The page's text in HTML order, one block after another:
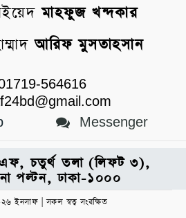
মাহফুজ খন্দকার
আরিফ মুসতাহসান
564616
Messenger
এফ, চতুর্থ তলা (লিফট ৩),
পল্টন, ঢাকা-১০০০
ইনসাফ | সকল স্বত্ব সংরক্ষিত